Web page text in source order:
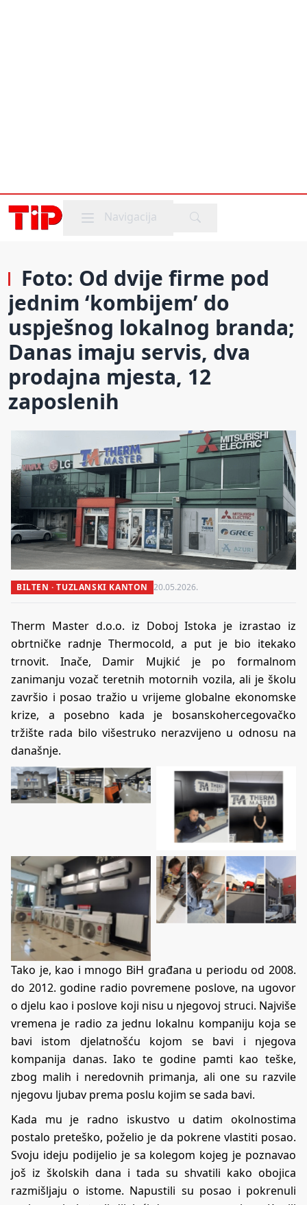
Mobile menu
Navigacija
Foto: Od dvije firme pod
jednim ‘kombijem’ do
uspješnog lokalnog branda;
Danas imaju servis, dva
prodajna mjesta, 12
zaposlenih
BILTEN · TUZLANSKI KANTON 20.05.2026.
Therm Master d.o.o. iz Doboj Istoka je izrastao iz
obrtničke radnje Thermocold, a put je bio itekako
trnovit. Inače, Damir Mujkić je po formalnom
zanimanju vozač teretnih motornih vozila, ali je školu
završio i posao tražio u vrijeme globalne ekonomske
krize, a posebno kada je bosanskohercegovačko
tržište rada bilo višestruko nerazvijeno u odnosu na
današnje.
Tako je, kao i mnogo BiH građana u periodu od 2008.
do 2012. godine radio povremene poslove, na ugovor
o djelu kao i poslove koji nisu u njegovoj struci. Najviše
vremena je radio za jednu lokalnu kompaniju koja se
bavi istom djelatnošću kojom se bavi i njegova
kompanija danas. Iako te godine pamti kao teške,
zbog malih i neredovnih primanja, ali one su razvile
njegovu ljubav prema poslu kojim se sada bavi.
Kada mu je radno iskustvo u datim okolnostima
postalo preteško, poželio je da pokrene vlastiti posao.
Svoju ideju podijelio je sa kolegom kojeg je poznavao
još iz školskih dana i tada su shvatili kako obojica
razmišljaju o istome. Napustili su posao i pokrenuli